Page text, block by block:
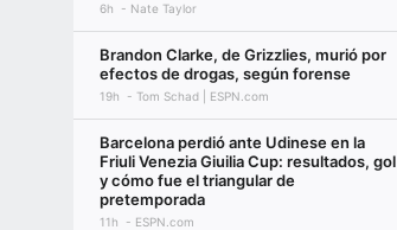
6h Nate Taylor
Brandon Clarke, de Grizzlies, murió por
efectos de drogas, según forense
19h Tom Schad | ESPN.com
Barcelona perdió ante Udinese en la
Friuli Venezia Giuilia Cup: resultados, gol
y cómo fue el triangular de
pretemporada
11h ESPN.com